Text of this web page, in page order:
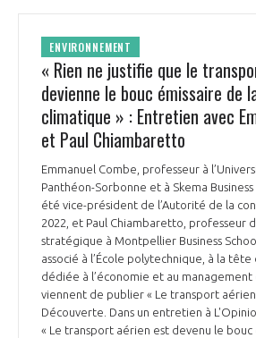
ENVIRONNEMENT
« Rien ne justifie que le
devienne le bouc émissaire de
climatique » : Entretien avec
et Paul Chiambaretto
Emmanuel Combe, professeur à
Panthéon-Sorbonne et à Skema
été vice-président de l’Autorité de la
2022, et Paul Chiambaretto, professeur
stratégique à Montpellier Business
associé à l’École polytechnique, à la tête
dédiée à l’économie et au management
viennent de publier « Le transport aérien
Découverte. Dans un entretien à
« Le transport aérien est devenu le bouc